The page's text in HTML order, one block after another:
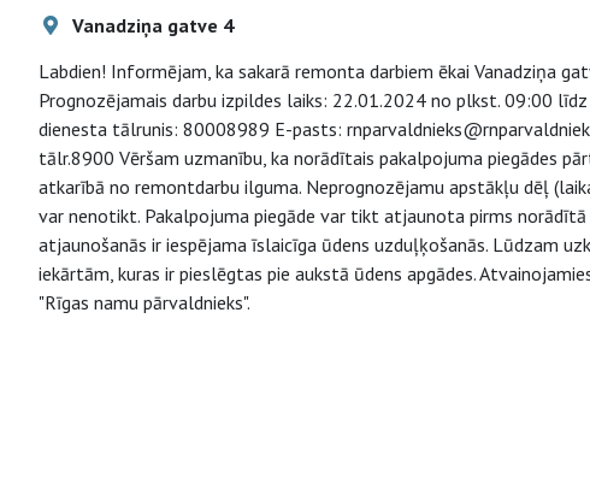
Vanadziņa gatve 4
Labdien! Informējam, ka sakarā remonta darbiem ēkai Vanadziņa
Prognozējamais darbu izpildes laiks: 22.01.2024 no plkst. 09:00
dienesta tālrunis: 80008989 E-pasts:
tālr.8900 Vēršam uzmanību, ka norādītais pakalpojuma piegādes
atkarībā no remontdarbu ilguma. Neprognozējamu apstākļu dēļ
var nenotikt. Pakalpojuma piegāde var tikt atjaunota pirms norādītā
atjaunošanās ir iespējama īslaicīga ūdens uzduļķošanās. Lūdzam
iekārtām, kuras ir pieslēgtas pie aukstā ūdens apgādes.
"Rīgas namu pārvaldnieks".